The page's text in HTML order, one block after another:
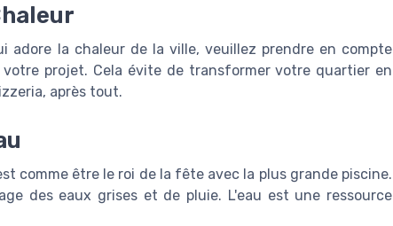
adore la chaleur de la ville, veuillez prendre en compte
votre projet. Cela évite de transformer votre quartier en
après tout.
comme être le roi de la fête avec la plus grande piscine.
des eaux grises et de pluie. L'eau est une ressource